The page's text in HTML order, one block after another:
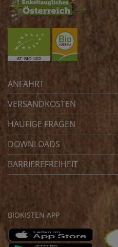
ANFAHRT
VERSANDKOSTEN
HÄUFIGE FRAGEN
DOWNLOADS
BARRIEREFREIHEIT
BIOKISTEN APP